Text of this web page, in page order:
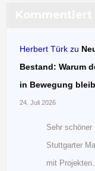
Herbert Türk zu
Bestand: Warum
in Bewegung
24. Juli 2026
Sehr schöner
Stuttgarter
mit